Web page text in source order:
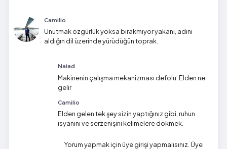
Camilio
Unutmak özgürlük yoksa bırakmıyor yakanı, adını
aldığın dil üzerinde yürüdüğün toprak.
Naiad
Makinenin çalışma mekanizması defolu. Elden ne
gelir
Camilio
Elden gelen tek şey sizin yaptığınız gibi, ruhun
isyanını ve serzenişini kelimelere dökmek.
Yorum yapmak için üye girişi yapmalısınız. Üye